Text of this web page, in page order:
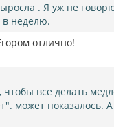
. Я уж не
в неделю.
отлично!
все делать
может показалось.